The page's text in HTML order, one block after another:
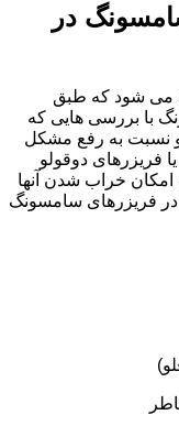
در
می شود که طبق
با بررسی هایی که
و نسبت به رفع مشکل
فریزرهای دوقولو
امکان خراب شدن آنها
در فریزرهای سامسونگ